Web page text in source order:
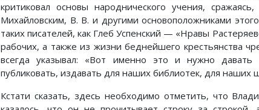
критиковал основы народнического учения,
Михайловским, В. В. и другими основоположниками
таких писателей, как Глеб Успенский — «Нравы
рабочих, а также из жизни беднейшего крестьянства
всегда указывал: «Вот именно это и нужно
публиковать, издавать для наших библиотек, для наших
Кстати сказать, здесь необходимо отметить, что